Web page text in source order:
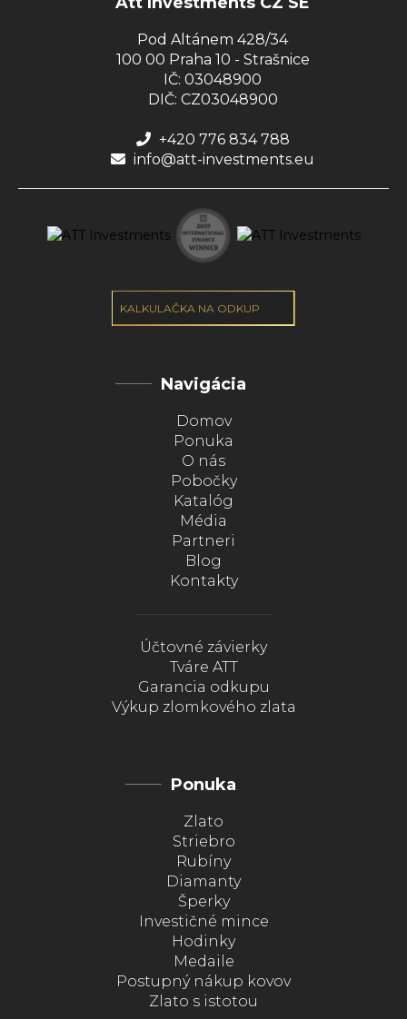
Pod Altánem 428/34
100 00 Praha 10 - Strašnice
IČ: 03048900
DIČ: CZ03048900
+420 776 834 788
info@att-investments.eu
KALKULAČKA NA ODKUP
Navigácia
Domov
Ponuka
O nás
Pobočky
Katalóg
Média
Partneri
Blog
Kontakty
Účtovné závierky
Tváre ATT
Garancia odkupu
Výkup zlomkového zlata
Ponuka
Zlato
Striebro
Rubíny
Diamanty
Šperky
Investičné mince
Hodinky
Medaile
Postupný nákup kovov
Zlato s istotou